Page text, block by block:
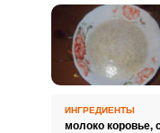
ИНГРЕДИЕНТЫ
молоко коровье,